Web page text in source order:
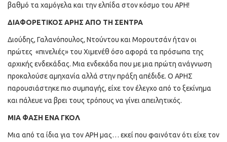
βαθμό τα χαμόγελα και την ελπίδα στον κόσμο του ΑΡΗ!
ΔΙΑΦΟΡΕΤΙΚΟΣ ΑΡΗΣ ΑΠΟ ΤΗ ΣΕΝΤΡΑ
Διούδης, Γαλανόπουλος, Ντούντου και Μορουτσάν ήταν οι
πρώτες «πινελιές» του Χιμενέθ όσο αφορά τα πρόσωπα της
αρχικής ενδεκάδας. Μια ενδεκάδα που με μια πρώτη ανάγνωση
προκαλούσε αμηχανία αλλά στην πράξη απέδιδε. Ο ΑΡΗΣ
παρουσιάστηκε πιο συμπαγής, είχε τον έλεγχο από το ξεκίνημα
και πάλευε να βρει τους τρόπους να γίνει απειλητικός.
ΜΙΑ ΦΑΣΗ ΕΝΑ ΓΚΟΛ
Μια από τα ίδια για τον ΑΡΗ μας… εκεί που φαινόταν ότι είχε τον